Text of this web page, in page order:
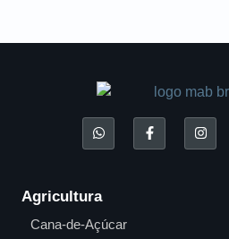
Agricultura
Cana-de-Açúcar